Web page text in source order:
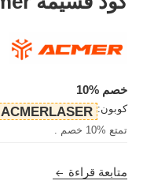
خصم %10
كوبون: ACMERLASER
تمتع %10 خصم .
متابعة قراءة كود قسيمة Acmer